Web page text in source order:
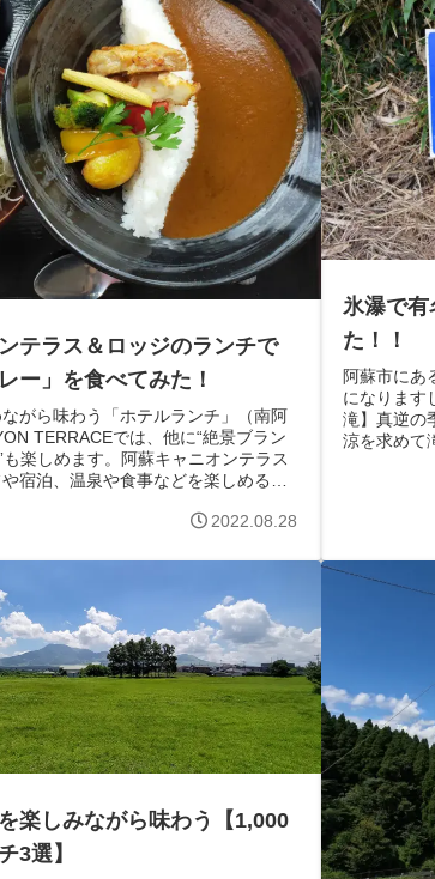
テラス＆ロッジのランチで
ー」を食べてみた！
がら味わう「ホテルランチ」（南阿
TERRACEでは、他に“絶景ブラン
も楽しめます。阿蘇キャニオンテラス
宿泊、温泉や食事などを楽しめるリ
2022.08.28
氷瀑で有
た！！
阿蘇市にあ
になります
滝】真逆の
涼を求めて
楽しみながら味わう【1,000
3選】